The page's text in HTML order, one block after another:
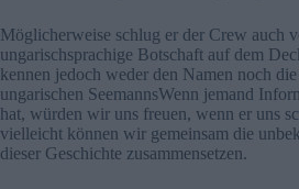
Möglicherweise schlug er der Crew auch
ungarischsprachige Botschaft auf dem
kennen jedoch weder den Namen noch
ungarischen SeemannsWenn jemand
hat, würden wir uns freuen, wenn er uns
vielleicht können wir gemeinsam die
dieser Geschichte zusammensetzen.